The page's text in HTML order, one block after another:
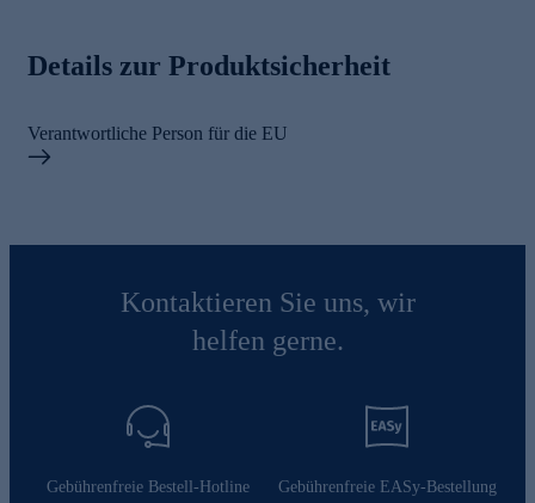
Details zur Produktsicherheit
Verantwortliche Person für die EU
Kontaktieren Sie uns, wir
helfen gerne.
Gebührenfreie Bestell-Hotline Gebührenfreie EASy-Bestellung